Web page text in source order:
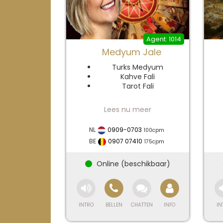
1014
Medyum Jale
Turks Medyum
Kahve Fali
Tarot Fali
Medyum Jale –
30 Yıllık
Deneyimli Türk
ve Spiritüel
Danışman
Hakkımda
NL 0909-0703 100cpm
BE 0907 07410 175cpm